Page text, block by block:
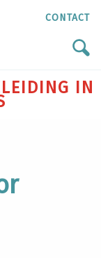
CONTACT
IN